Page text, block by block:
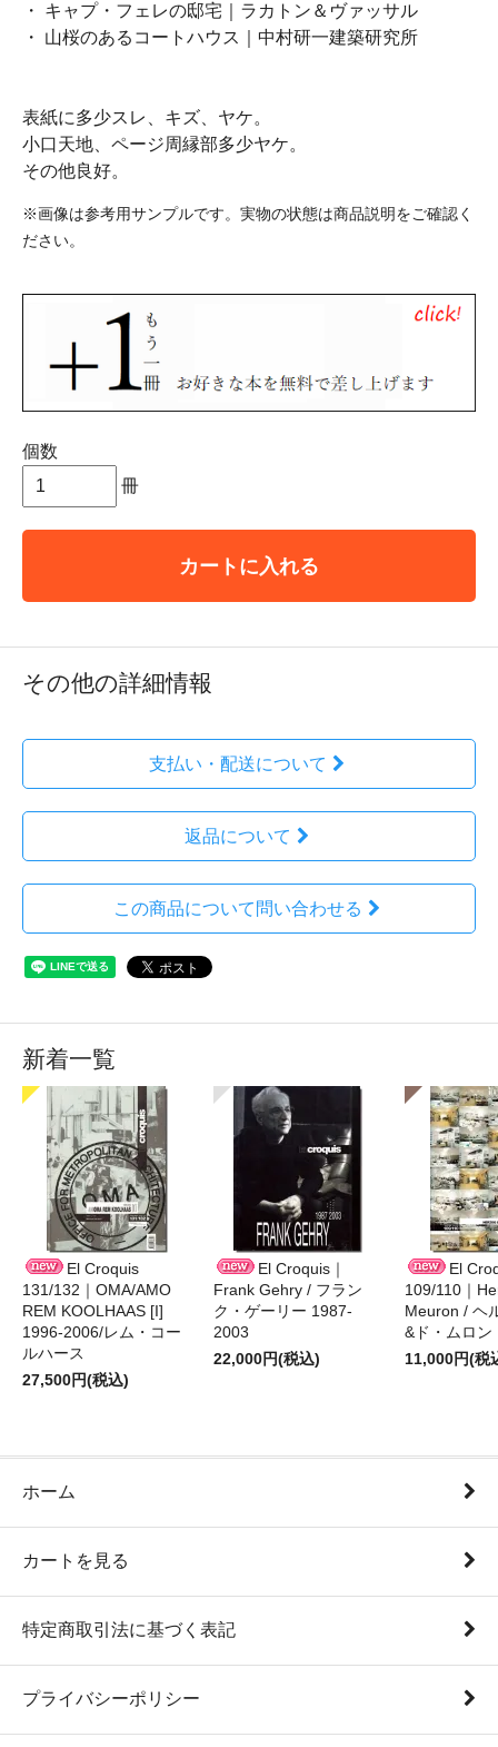
・ キャプ・フェレの邸宅｜ラカトン＆ヴァッサル
・ 山桜のあるコートハウス｜中村研一建築研究所
表紙に多少スレ、キズ、ヤケ。
小口天地、ページ周縁部多少ヤケ。
その他良好。
※画像は参考用サンプルです。実物の状態は商品説明をご確認く
ださい。
個数
冊
カートに入れる
その他の詳細情報
支払い・配送について
返品について
この商品について問い合わせる
新着一覧
El Croquis
131/132｜OMA/AMO
REM KOOLHAAS [I]
1996-2006/レム・コー
ルハース
27,500円(税込)
El Croquis｜
Frank Gehry / フラン
ク・ゲーリー 1987-
2003
22,000円(税込)
El
109/110｜
Meuron / ヘ
&ド・ムロ
11,000円(税
ホーム
カートを見る
特定商取引法に基づく表記
プライバシーポリシー